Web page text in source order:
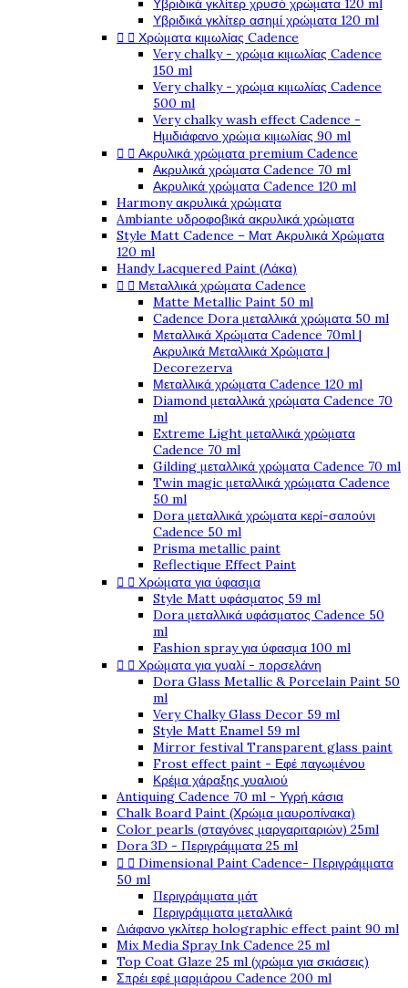
Υβριδικά γκλίτερ χρυσό χρώματα 120 ml
Υβριδικά γκλίτερ ασημί χρώματα 120 ml
  Χρώματα κιμωλίας Cadence
Very chalky - χρώμα κιμωλίας Cadence
150 ml
Very chalky - χρώμα κιμωλίας Cadence
500 ml
Very chalky wash effect Cadence -
Ημιδιάφανο χρώμα κιμωλίας 90 ml
  Ακρυλικά χρώματα premium Cadence
Ακρυλικά χρώματα Cadence 70 ml
Ακρυλικά χρώματα Cadence 120 ml
Harmony ακρυλικά χρώματα
Ambiante υδροφοβικά ακρυλικά χρώματα
Style Matt Cadence – Ματ Ακρυλικά Χρώματα
120 ml
Handy Lacquered Paint (Λάκα)
  Μεταλλικά χρώματα Cadence
Matte Metallic Paint 50 ml
Cadence Dora μεταλλικά χρώματα 50 ml
Μεταλλικά Χρώματα Cadence 70ml |
Ακρυλικά Μεταλλικά Χρώματα |
Decorezerva
Μεταλλικά χρώματα Cadence 120 ml
Diamond μεταλλικά χρώματα Cadence 70
ml
Extreme Light μεταλλικά χρώματα
Cadence 70 ml
Gilding μεταλλικά χρώματα Cadence 70 ml
Twin magic μεταλλικά χρώματα Cadence
50 ml
Dora μεταλλικά χρώματα κερί-σαπούνι
Cadence 50 ml
Prisma metallic paint
Reflectique Effect Paint
  Χρώματα για ύφασμα
Style Matt υφάσματος 59 ml
Dora μεταλλικά υφάσματος Cadence 50
ml
Fashion spray για ύφασμα 100 ml
  Χρώματα για γυαλί - πορσελάνη
Dora Glass Metallic & Porcelain Paint 50
ml
Very Chalky Glass Decor 59 ml
Style Matt Enamel 59 ml
Mirror festival Transparent glass paint
Frost effect paint - Εφέ παγωμένου
Κρέμα χάραξης γυαλιού
Antiquing Cadence 70 ml - Υγρή κάσια
Chalk Board Paint (Χρώμα μαυροπίνακα)
Color pearls (σταγόνες μαργαριταριών) 25ml
Dora 3D - Περιγράμματα 25 ml
  Dimensional Paint Cadence- Περιγράμματα
50 ml
Περιγράμματα μάτ
Περιγράμματα μεταλλικά
Διάφανο γκλίτερ holographic effect paint 90 ml
Mix Media Spray Ink Cadence 25 ml
Top Coat Glaze 25 ml (χρώμα για σκιάσεις)
Σπρέι εφέ μαρμάρου Cadence 200 ml